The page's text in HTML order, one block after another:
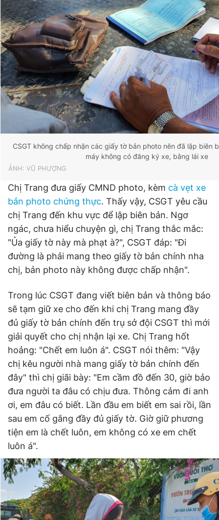
CSGT không chấp nhận các giấy tờ bản photo nên đã lập biên
máy không có đăng ký xe, bằng lái xe
ẢNH: VŨ PHƯỢNG
Chị Trang đưa giấy CMND photo, kèm cà vẹt xe
bản photo chứng thực. Thấy vậy, CSGT yêu cầu
chị Trang đến khu vực để lập biên bản. Ngơ
ngác, chưa hiểu chuyện gì, chị Trang thắc mắc:
"Ủa giấy tờ này mà phạt à?", CSGT đáp: "Đi
đường là phải mang theo giấy tờ bản chính nha
chị, bản photo này không được chấp nhận".
Trong lúc CSGT đang viết biên bản và thông báo
sẽ tạm giữ xe cho đến khi chị Trang mang đầy
đủ giấy tờ bản chính đến trụ sở đội CSGT thì mới
giải quyết cho chị nhận lại xe. Chị Trang hốt
hoảng: "Chết em luôn á". CSGT nói thêm: "Vậy
chị kêu người nhà mang giấy tờ bản chính đến
đây" thì chị giãi bày: "Em cầm đồ đến 30, giờ bảo
đưa người ta đâu có chịu đưa. Thông cảm đi anh
ơi, em đâu có biết. Lần đầu em biết em sai rồi, lần
sau em cố gắng đầy đủ giấy tờ. Giờ giữ phương
tiện em là chết luôn, em không có xe em chết
luôn á".